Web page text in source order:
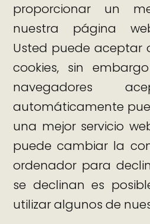
proporcionar un
nuestra página
Usted puede aceptar
cookies, sin
navegadores
automáticamente
una mejor servicio
puede cambiar la
ordenador para
se declinan es
utilizar algunos de